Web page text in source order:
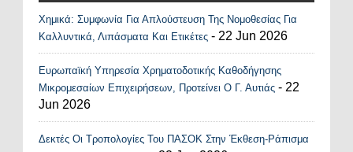
Recent Posts Widget
Χημικά: Συμφωνία Για Απλούστευση Της Νομοθεσίας Για
Καλλυντικά, Λιπάσματα Και Ετικέτες - 22 Jun 2026
Ευρωπαϊκή Υπηρεσία Χρηματοδοτικής Καθοδήγησης
Μικρομεσαίων Επιχειρήσεων, Προτείνει Ο Γ. Αυτιάς - 22
Jun 2026
Δεκτές Οι Τροπολογίες Του ΠΑΣΟΚ Στην Έκθεση-Ράπισμα